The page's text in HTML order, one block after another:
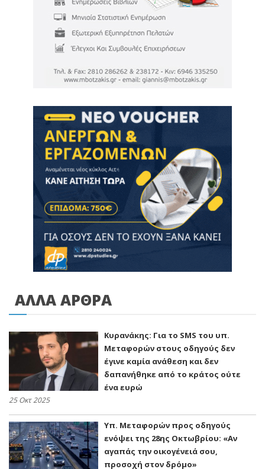
ΑΛΛΑ ΑΡΘΡΑ
Κυρανάκης: Για το SMS του υπ.
Μεταφορών στους οδηγούς δεν
έγινε καμία ανάθεση και δεν
δαπανήθηκε από το κράτος ούτε
ένα ευρώ
25 Οκτ 2025
Υπ. Μεταφορών προς οδηγούς
ενόψει της 28ης Οκτωβρίου: «Αν
αγαπάς την οικογένειά σου,
προσοχή στον δρόμο»